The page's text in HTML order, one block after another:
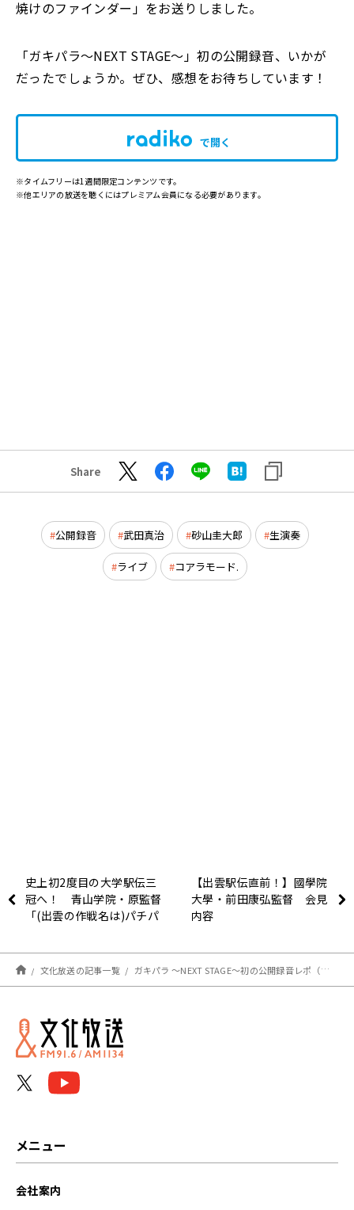
焼けのファインダー」をお送りしました。
「ガキパラ～NEXT STAGE～」初の公開録音、いかが
だったでしょうか。ぜひ、感想をお待ちしています！
で開く
※タイムフリーは1週間限定コンテンツです。
※他エリアの放送を聴くにはプレミアム会員になる必要があります。
Share
公開録音 武田真治 砂山圭大郎 生演奏
ライブ コアラモード.
史上初2度目の大学駅伝三
冠へ！ 青山学院・原監督
「(出雲の作戦名は)パチパ
【出雲駅伝直前！】國學院
大學・前田康弘監督 会見
内容
文化放送の記事一覧 ガキパラ ～NEXT STAGE～初の公開録音レポ（後編）
メニュー
会社案内